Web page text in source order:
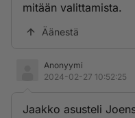
mitään valittamista.
Äänestä
Anonyymi
2024-02-27 10:52:25
Jaakko asusteli